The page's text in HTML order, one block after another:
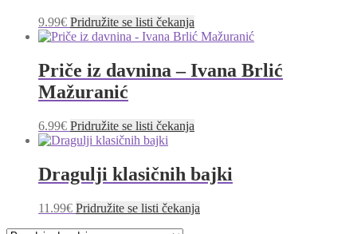
9.99€ Pridružite se listi čekanja
Priče iz davnina – Ivana Brlić
Mažuranić
6.99€ Pridružite se listi čekanja
Dragulji klasičnih bajki
11.99€ Pridružite se listi čekanja